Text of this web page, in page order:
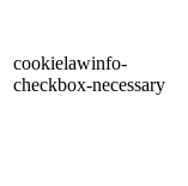
cookielawinfo-
checkbox-necessary